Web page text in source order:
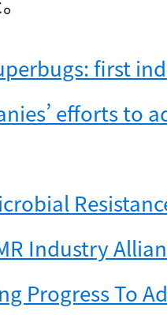
first
efforts to
Industry
Progress To